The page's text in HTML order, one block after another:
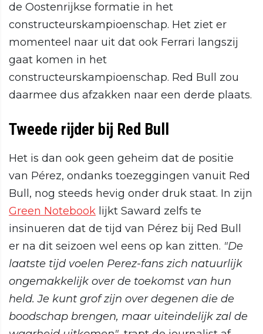
de Oostenrijkse formatie in het
constructeurskampioenschap. Het ziet er
momenteel naar uit dat ook Ferrari langszij
gaat komen in het
constructeurskampioenschap. Red Bull zou
daarmee dus afzakken naar een derde plaats.
Tweede rijder bij Red Bull
Het is dan ook geen geheim dat de positie
van Pérez, ondanks toezeggingen vanuit Red
Bull, nog steeds hevig onder druk staat. In zijn
Green Notebook lijkt Saward zelfs te
insinueren dat de tijd van Pérez bij Red Bull
er na dit seizoen wel eens op kan zitten. "De
laatste tijd voelen Perez-fans zich natuurlijk
ongemakkelijk over de toekomst van hun
held. Je kunt grof zijn over degenen die de
boodschap brengen, maar uiteindelijk zal de